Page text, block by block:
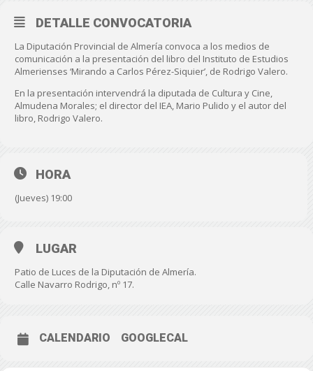
DETALLE CONVOCATORIA
La Diputación Provincial de Almería convoca a los medios de
comunicación a la presentación del libro del Instituto de Estudios
Almerienses ‘Mirando a Carlos Pérez-Siquier’, de Rodrigo Valero.
En la presentación intervendrá la diputada de Cultura y Cine,
Almudena Morales; el director del IEA, Mario Pulido y el autor del
libro, Rodrigo Valero.
HORA
(Jueves) 19:00
LUGAR
Patio de Luces de la Diputación de Almería.
Calle Navarro Rodrigo, nº 17.
CALENDARIO GOOGLECAL